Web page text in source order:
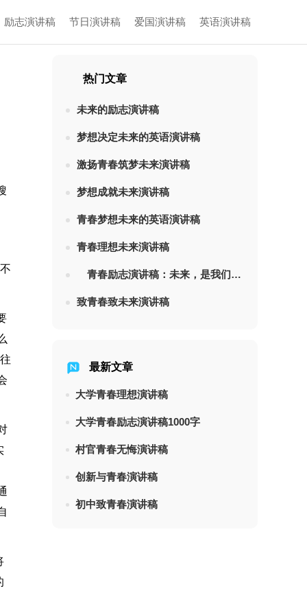
励志演讲稿 节日演讲稿 爱国演讲稿 英语演讲稿
热门文章
未来的励志演讲稿
梦想决定未来的英语演讲稿
激扬青春筑梦未来演讲稿
梦想成就未来演讲稿
青春梦想未来的英语演讲稿
青春理想未来演讲稿
青春励志演讲稿：未来，是我们的憧憬
致青春致未来演讲稿
最新文章
大学青春理想演讲稿
大学青春励志演讲稿1000字
村官青春无悔演讲稿
创新与青春演讲稿
初中致青春演讲稿